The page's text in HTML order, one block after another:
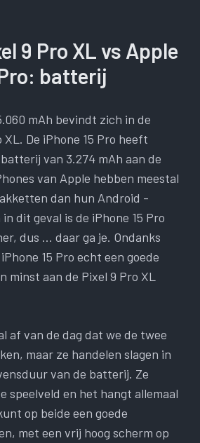
9 Pro XL vs Apple
batterij
mAh bevindt zich in de
XL. De iPhone 15 Pro heeft
van 3.274 mAh aan de
van Apple hebben meestal
dan hun Android -
dit geval is de iPhone 15 Pro
dus … daar ga je. Ondanks
15 Pro echt een goede
minst aan de Pixel 9 Pro XL
af van de dag dat we de twee
maar ze handelen slagen in
van de batterij. Ze
speelveld en het hangt allemaal
op beide een goede
met een vrij hoog scherm op